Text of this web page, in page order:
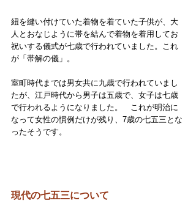
紐を縫い付けていた着物を着ていた子供が、大
人とおなじように帯を結んで着物を着用してお
祝いする儀式が七歳で行われていました。これ
が「帯解の儀」。
室町時代までは男女共に九歳で行われていまし
たが、江戸時代から男子は五歳で、女子は七歳
で行われるようになりました。　これが明治に
なって女性の慣例だけが残り、7歳の七五三とな
ったそうです。
現代の七五三について